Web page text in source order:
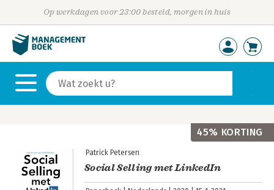
Op werkdagen voor 23:00 besteld, morgen in huis
Patrick Petersen
Social Selling met LinkedIn
45% KORTING